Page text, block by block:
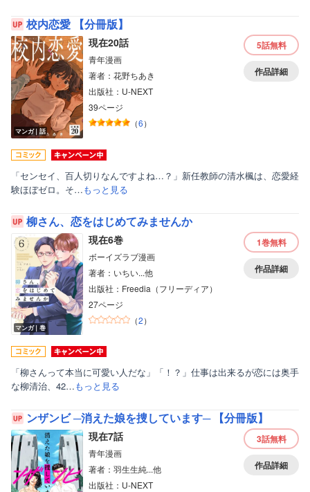
校内恋愛 【分冊版】
マンガ｜話
現在20話
青年漫画
著者：花野ちあき
出版社：U-NEXT
39ページ
（6）
5話無料
作品詳細
「センセイ、百人切りなんですよね…？」新任教師の清水楓は、恋愛経
験ほぼゼロ。そ…もっと見る
柳さん、恋をはじめてみませんか
マンガ｜巻
現在6巻
ボーイズラブ漫画
著者：いちい...他
出版社：Freedia（フリーディア）
27ページ
（2）
1巻無料
作品詳細
「柳さんって本当に可愛い人だな」「！？」仕事は出来るが恋には奥手
な柳清治、42…もっと見る
ンザンビ ─消えた娘を捜しています─ 【分冊版】
現在7話
青年漫画
著者：羽生生純...他
出版社：U-NEXT
3話無料
作品詳細
ティーンズラブ
美女・美少女
女性写真集